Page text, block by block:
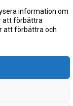
information om
att förbättra
att förbättra och